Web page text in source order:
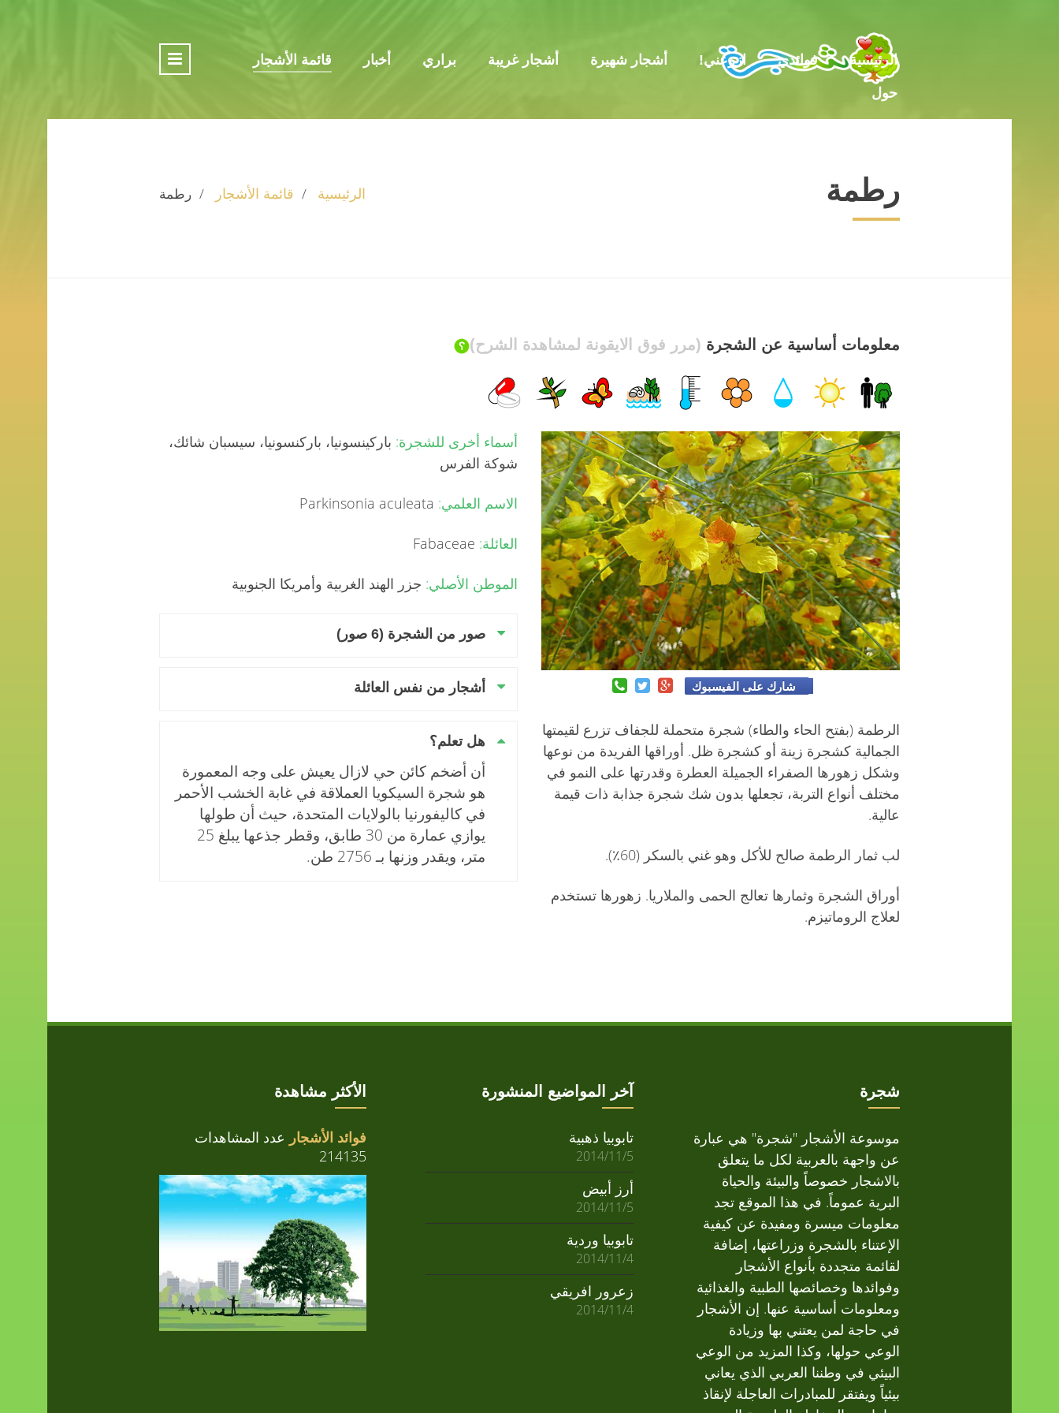
الرئيسية فوائدي ازرعني! أشجار شهيرة أشجار غريبة براري أخبار قائمة الأشجار
حول
رطمة الرئيسية قائمة الأشجار رطمة
معلومات أساسية عن الشجرة (مرر فوق الايقونة لمشاهدة الشرح)
شارك على الفيسبوك
الرطمة (بفتح الحاء والطاء) شجرة متحملة للجفاف تزرع لقيمتها
الجمالية كشجرة زينة أو كشجرة ظل. أوراقها الفريدة من نوعها
وشكل زهورها الصفراء الجميلة العطرة وقدرتها على النمو في
مختلف أنواع التربة، تجعلها بدون شك شجرة جذابة ذات قيمة
عالية.
لب ثمار الرطمة صالح للأكل وهو غني بالسكر (60٪).
أوراق الشجرة وثمارها تعالج الحمى والملاريا. زهورها تستخدم
لعلاج الروماتيزم.
أسماء أخرى للشجرة: باركينسونيا، باركنسونيا، سيسبان شائك،
شوكة الفرس
الاسم العلمي:
العائلة:
الموطن الأصلي: جزر الهند الغربية وأمريكا الجنوبية
صور من الشجرة (6 صور)
أشجار من نفس العائلة
هل تعلم؟
أن أضخم كائن حي لازال يعيش على وجه المعمورة
هو شجرة السيكويا العملاقة في غابة الخشب الأحمر
في كاليفورنيا بالولايات المتحدة، حيث أن طولها
يوازي عمارة من 30 طابق، وقطر جذعها يبلغ 25
متر، ويقدر وزنها بـ 2756 طن.
شجرة
موسوعة الأشجار "شجرة" هي عبارة
عن واجهة بالعربية لكل ما يتعلق
بالاشجار خصوصاً والبيئة والحياة
البرية عموماً. في هذا الموقع تجد
معلومات ميسرة ومفيدة عن كيفية
الإعتناء بالشجرة وزراعتها، إضافة
لقائمة متجددة بأنواع الأشجار
وفوائدها وخصائصها الطبية والغذائية
ومعلومات أساسية عنها. إن الأشجار
في حاجة لمن يعتني بها وزيادة
الوعي حولها، وكذا المزيد من الوعي
البيئي في وطننا العربي الذي يعاني
بيئياً ويفتقر للمبادرات العاجلة لإنقاذ
آخر المواضيع المنشورة
تابوبيا ذهبية
2014/11/5
أرز أبيض
2014/11/5
تابوبيا وردية
2014/11/4
زعرور افريقي
2014/11/4
الأكثر مشاهدة
فوائد الأشجار عدد المشاهدات
214135